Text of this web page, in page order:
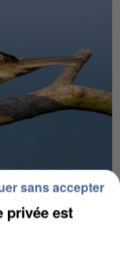
REFUGES
privée est
sans accepter